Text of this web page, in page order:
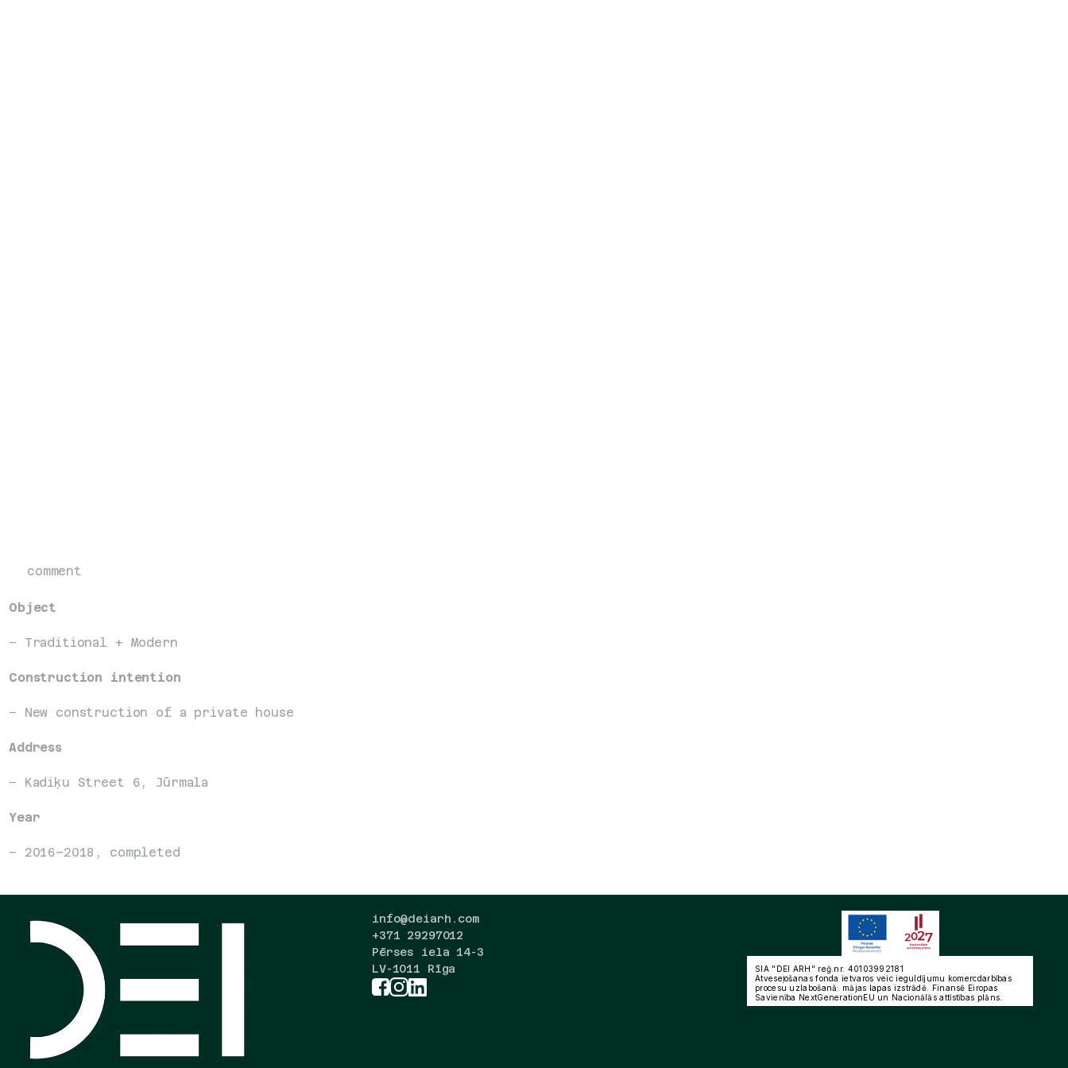
comment
Object
– Traditional + Modern
Construction intention
– New construction of a private house
Address
– Kadiķu Street 6, Jūrmala
Year
– 2016–2018, completed
info@deiarh.com
+371 29297012
Pērses iela 14-3
LV-1011 Rīga
SIA "DEI ARH" reģ.nr. 40103992181
Atveseļošanas fonda ietvaros veic ieguldījumu komercdarbības
procesu uzlabošanā: mājas lapas izstrādē. Finansē Eiropas
Savienība NextGenerationEU un Nacionālās attīstības plāns.